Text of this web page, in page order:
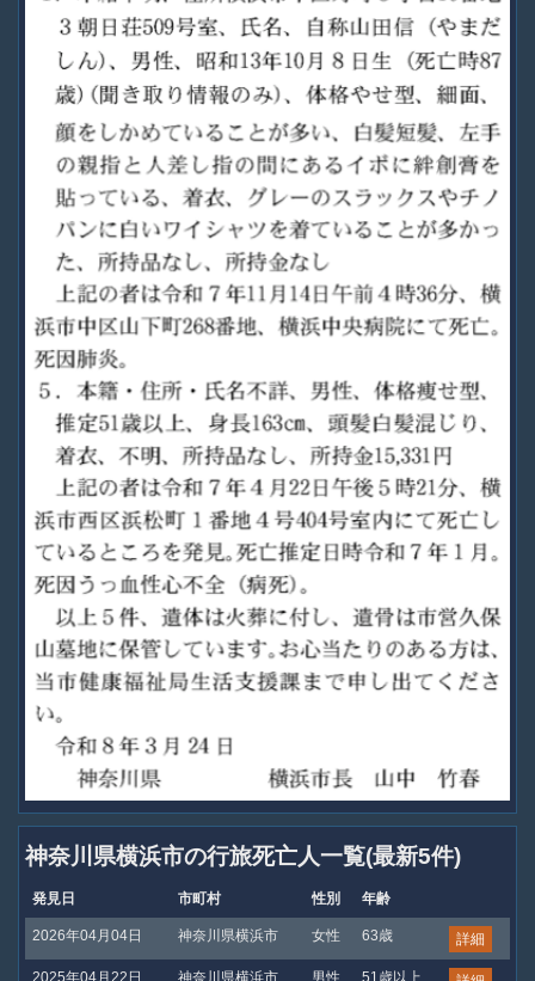
神奈川県横浜市の行旅死亡人一覧(最新5件)
発見日 市町村 性別 年齢
2026年04月04日 神奈川県横浜市 女性 63歳 詳細
2025年04月22日 神奈川県横浜市 男性 51歳以上